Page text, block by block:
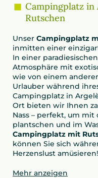
Campingplatz in
Rutschen
Unser Campingplatz
inmitten einer
In einer
Atmosphäre mit
wie von einem
Urlauber während
Campingplatz in
Ort bieten wir Ihnen
Nass – perfekt, um
plantschen und im
Campingplatz mit
können Sie sich
Herzenslust amüsieren!
Mehr anzeigen